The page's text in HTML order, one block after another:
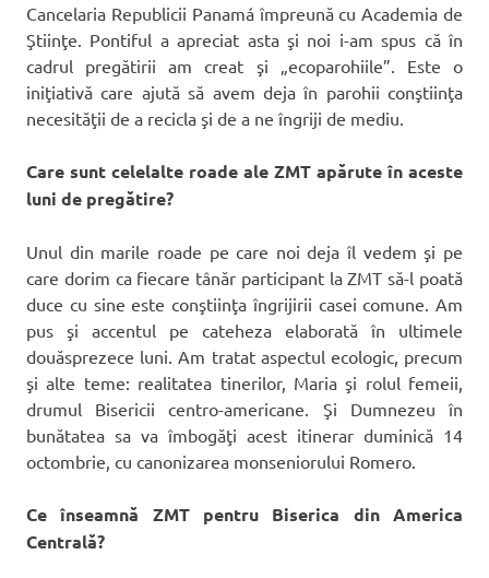
Cancelaria Republicii Panamá împreună cu Academia de
Ştiinţe. Pontiful a apreciat asta şi noi i-am spus că în
cadrul pregătirii am creat şi „ecoparohiile”. Este o
iniţiativă care ajută să avem deja în parohii conştiinţa
necesităţii de a recicla şi de a ne îngriji de mediu.
Care sunt celelalte roade ale ZMT apărute în aceste
luni de pregătire?
Unul din marile roade pe care noi deja îl vedem şi pe
care dorim ca fiecare tânăr participant la ZMT să-l poată
duce cu sine este conştiinţa îngrijirii casei comune. Am
pus şi accentul pe cateheza elaborată în ultimele
douăsprezece luni. Am tratat aspectul ecologic, precum
şi alte teme: realitatea tinerilor, Maria şi rolul femeii,
drumul Bisericii centro-americane. Şi Dumnezeu în
bunătatea sa va îmbogăţi acest itinerar duminică 14
octombrie, cu canonizarea monseniorului Romero.
Ce înseamnă ZMT pentru Biserica din America
Centrală?